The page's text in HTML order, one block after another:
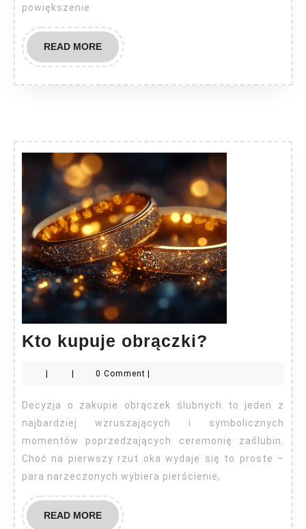
powiększenie
READ MOREREAD
MORE
Kto kupuje obrączki?
obrączki?
0 Comment
Decyzja o zakupie obrączek ślubnych to jeden z
najbardziej wzruszających i symbolicznych
momentów poprzedzających ceremonię zaślubin.
Choć na pierwszy rzut oka wydaje się to proste –
para narzeczonych wybiera pierścienie,
READ MOREREAD